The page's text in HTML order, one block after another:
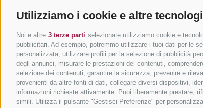
Utilizziamo i cookie e altre
Noi e altre 3 terze parti selezionate utilizziamo cookie e
pubblicitari. Ad esempio, potremmo utilizzare i tuoi dati per le
personalizzata, utilizzare profili per la selezione di pubblicità
degli annunci, misurare le prestazioni dei contenuti,
selezione dei contenuti, garantire la sicurezza, prevenire e
provenienti da altre fonti di dati, collegare diversi dispositivi,
informazioni richieste attivamente. Puoi liberamente prestare,
simili. Utilizza il pulsante "Gestisci Preferenze" per